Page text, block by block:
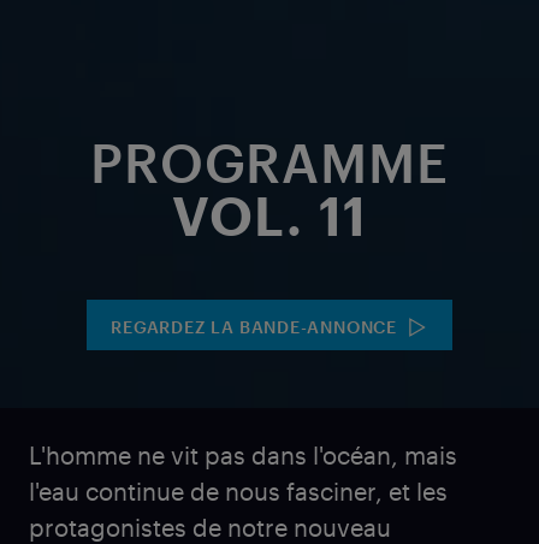
PROGRAMME
VOL. 11
REGARDEZ LA BANDE-ANNONCE
L'homme ne vit pas dans l'océan, mais
l'eau continue de nous fasciner, et les
protagonistes de notre nouveau